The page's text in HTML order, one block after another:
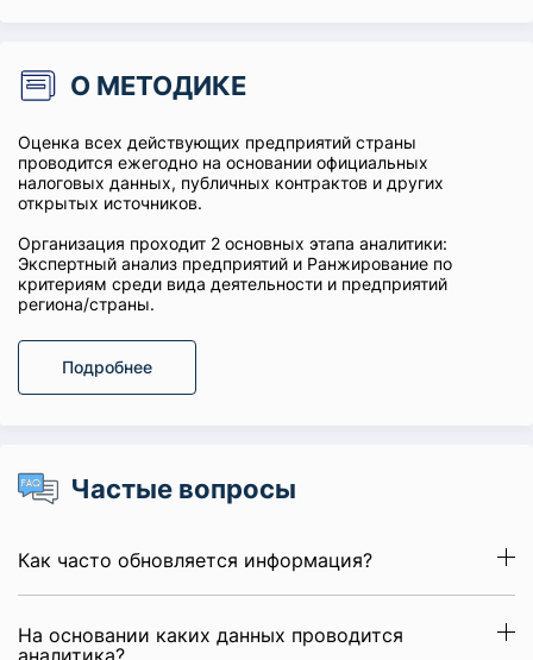
О МЕТОДИКЕ
Оценка всех действующих предприятий страны
проводится ежегодно на основании официальных
налоговых данных, публичных контрактов и других
открытых источников.
Организация проходит 2 основных этапа аналитики:
Экспертный анализ предприятий и Ранжирование по
критериям среди вида деятельности и предприятий
региона/страны.
Подробнее
Частые вопросы
Как часто обновляется информация?
На основании каких данных проводится
аналитика?